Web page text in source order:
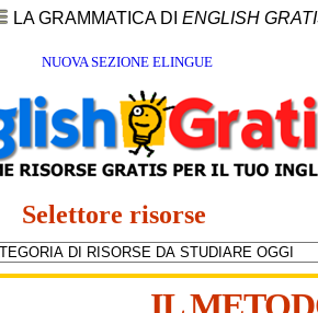
LA GRAMMATICA DI ENGLISH
NUOVA SEZIONE ELINGUE
Selettore risorse